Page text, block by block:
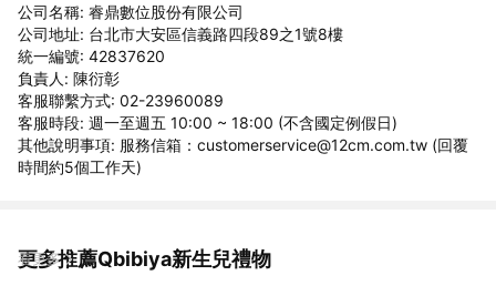
公司名稱: 睿鼎數位股份有限公司
公司地址: 台北市大安區信義路四段89之1號8樓
統一編號: 42837620
負責人: 陳衍彰
客服聯繫方式: 02-23960089
客服時段: 週一至週五 10:00 ~ 18:00 (不含國定例假日)
其他說明事項: 服務信箱：customerservice@12cm.com.tw (回覆
時間約5個工作天)
更多推薦Qbibiya新生兒禮物
看更多